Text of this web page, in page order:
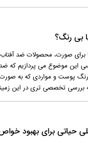
بی رنگ؟
برای صورت، محصولات ضد
این موضوع می پردازیم که
پوست و مواردی که به
بررسی تخصصی تری در این
حیاتی برای بهبود